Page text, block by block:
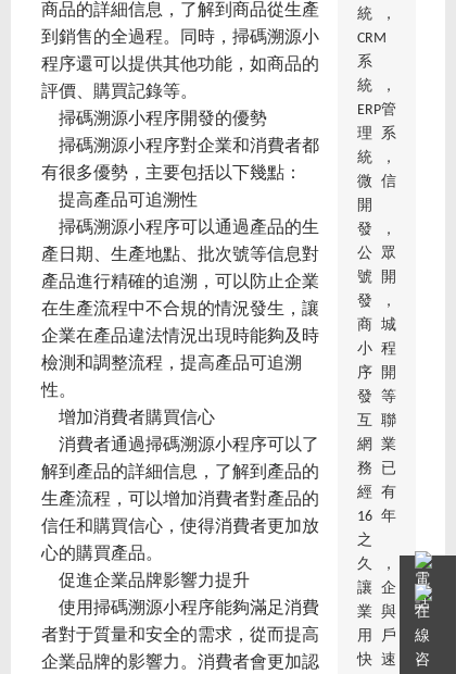
商品的詳細信息，了解到商品從生產
到銷售的全過程。同時，掃碼溯源小
程序還可以提供其他功能，如商品的
評價、購買記錄等。
掃碼溯源小程序開發的優勢
掃碼溯源小程序對企業和消費者都
有很多優勢，主要包括以下幾點：
提高產品可追溯性
掃碼溯源小程序可以通過產品的生
產日期、生產地點、批次號等信息對
產品進行精確的追溯，可以防止企業
在生產流程中不合規的情況發生，讓
企業在產品違法情況出現時能夠及時
檢測和調整流程，提高產品可追溯
性。
增加消費者購買信心
消費者通過掃碼溯源小程序可以了
解到產品的詳細信息，了解到產品的
生產流程，可以增加消費者對產品的
信任和購買信心，使得消費者更加放
心的購買產品。
促進企業品牌影響力提升
使用掃碼溯源小程序能夠滿足消費
者對于質量和安全的需求，從而提高
企業品牌的影響力。消費者會更加認
統，
CRM
系
統，
ERP管
理系
統，
微信
開
發，
公眾
號開
發，
商城
小程
序開
發等
互聯
網業
務已
經有
16年
之
久，
讓企
業與
用戶
快速